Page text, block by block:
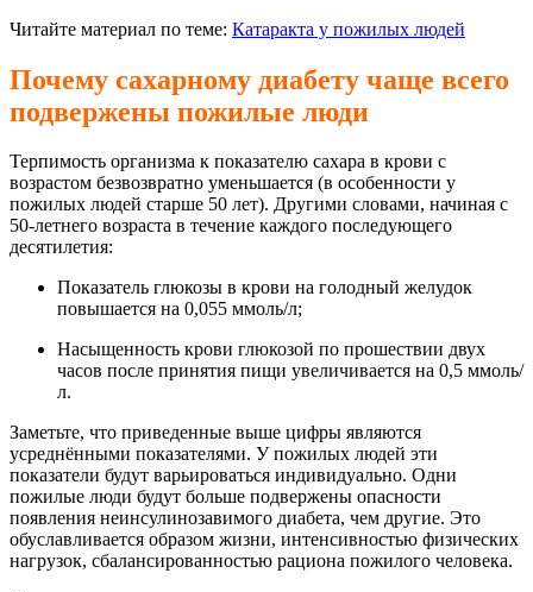
Читайте материал по теме: Катаракта у пожилых людей
Почему сахарному диабету чаще всего
подвержены пожилые люди
Терпимость организма к показателю сахара в крови с
возрастом безвозвратно уменьшается (в особенности у
пожилых людей старше 50 лет). Другими словами, начиная с
50-летнего возраста в течение каждого последующего
десятилетия:
Показатель глюкозы в крови на голодный желудок
повышается на 0,055 ммоль/л;
Насыщенность крови глюкозой по прошествии двух
часов после принятия пищи увеличивается на 0,5 ммоль/
л.
Заметьте, что приведенные выше цифры являются
усреднёнными показателями. У пожилых людей эти
показатели будут варьироваться индивидуально. Одни
пожилые люди будут больше подвержены опасности
появления неинсулинозавимого диабета, чем другие. Это
обуславливается образом жизни, интенсивностью физических
нагрузок, сбалансированностью рациона пожилого человека.